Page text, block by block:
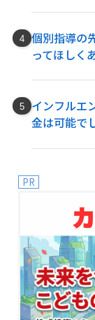
個別指導の
ってほしく
インフルエ
金は可能で
PR